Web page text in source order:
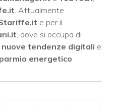
. Attualmente
e per il
, dove si occupa di
tendenze digitali e
energetico